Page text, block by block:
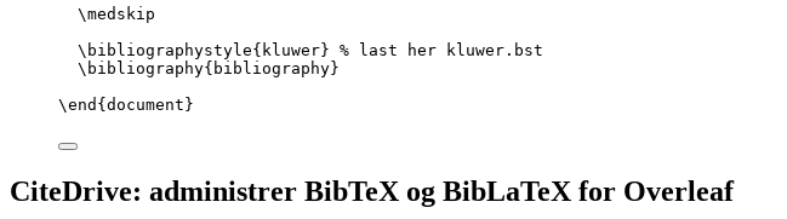
\medskip
\bibliographystyle{kluwer} % last her kluwer.bst
\bibliography{bibliography}
\end { document }
CiteDrive: administrer BibTeX og BibLaTeX for Overleaf